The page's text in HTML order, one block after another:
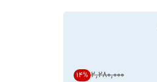
۲٬۲۸۰٬۰۰۰ 14%